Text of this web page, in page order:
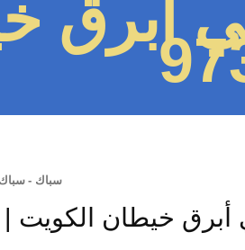
أبرق
سباك -
خيطان الكويت